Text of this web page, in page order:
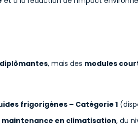
, mais des modules
frigorigènes – Catégorie 1
maintenance en climatisation, du